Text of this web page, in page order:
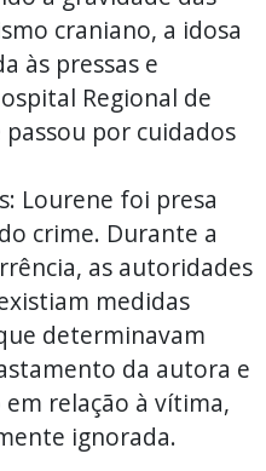
craniano, a idosa
às pressas e
Regional de
por cuidados
Lourene foi presa
crime. Durante a
as autoridades
medidas
determinavam
da autora e
relação à vítima,
ignorada.